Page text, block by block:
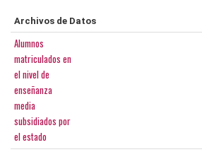
Archivos de Datos
Alumnos
matriculados en
el nivel de
enseñanza
media
subsidiados por
el estado